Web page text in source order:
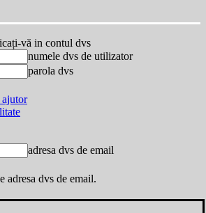
vă in contul dvs
numele dvs de utilizator
parola dvs
adresa dvs de email
adresa dvs de email.